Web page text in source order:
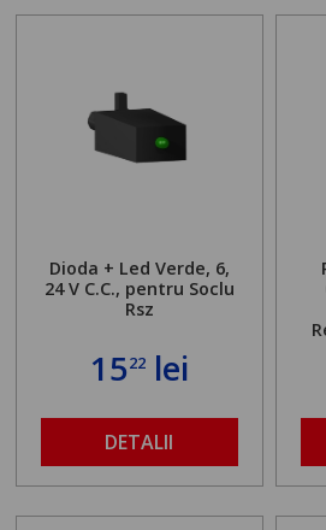
Dioda + Led Verde, 6,
24 V C.C., pentru Soclu
Rsz
1522lei
DETALII